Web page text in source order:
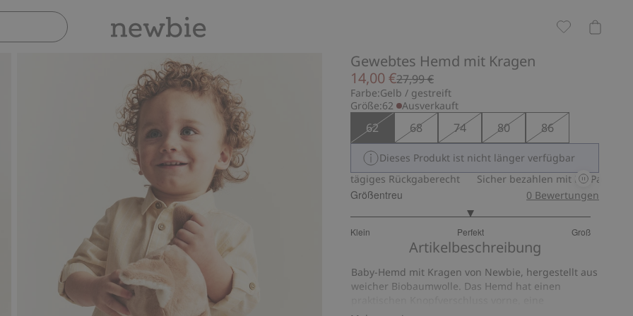
Gewebtes Hemd mit Kragen
14,00 €27,99 €
Farbe:Gelb / gestreift
Größe:62 Ausverkauft
62 68 74 80 86
Dieses Produkt ist nicht länger verfügbar
Sicher bezahlen mit PayPal & Apple Pay
30-tägiges Rückgaberecht Sicher bezahlen mit PayPal & Apple
Größentreu
Klein Perfekt Groß
von
12
Bewertungen
0 Bewertungen
Artikelbeschreibung
Baby-Hemd mit Kragen von Newbie, hergestellt aus
weicher Biobaumwolle. Das Hemd hat einen